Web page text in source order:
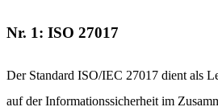
Nr. 1: ISO 27017
Der Standard ISO/IEC 27017 dient als
auf der Informationssicherheit im